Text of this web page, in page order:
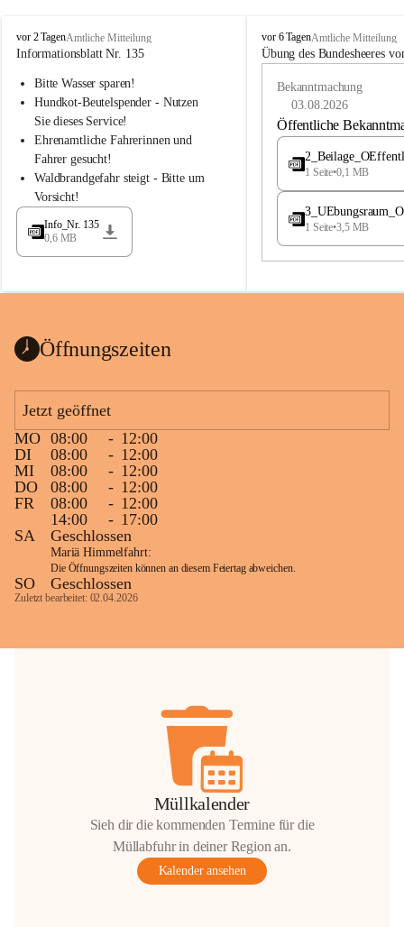
B
u
h
a
d
l
a
vor 2 TagenAmtliche Mitteilung
Informationsblatt Nr. 135
Bitte Wasser sparen!
Hundkot-Beutelspender - Nutzen
Sie dieses Service!
Ehrenamtliche Fahrerinnen und
Fahrer gesucht!
Waldbrandgefahr steigt - Bitte um
Vorsicht!
Info_Nr. 135
0,6 MB
B
u
e
a
vor 6 TagenAmtliche Mitteilung
Übung des Bundesheeres
Bekanntmachung
03.08.2026
Öffentliche
1 Seite•0,1 MB
1 Seite•3,5 MB
Öffnungszeiten
Jetzt geöffnet
MO 08:00 - 12:00
DI
08:00 - 12:00
MI
08:00 - 12:00
DO
08:00 - 12:00
FR
08:00 - 12:00
14:00
- 17:00
SA
Geschlossen
Mariä Himmelfahrt:
Die Öffnungszeiten können an diesem Feiertag abweichen.
SO Geschlossen
Zuletzt bearbeitet: 02.04.2026
Müllkalender
Sieh dir die kommenden Termine für die
Müllabfuhr in deiner Region an.
Kalender ansehen